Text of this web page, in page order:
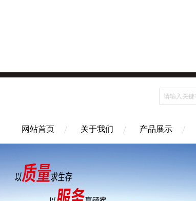
网站首页 关于我们 产品展示